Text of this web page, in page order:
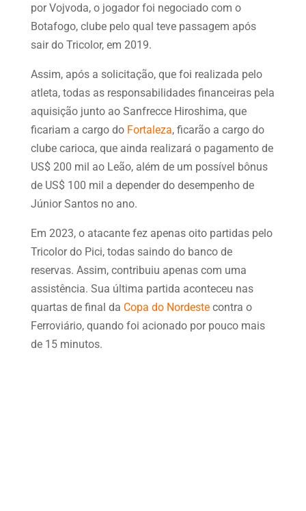
por Vojvoda, o jogador foi negociado com o
Botafogo, clube pelo qual teve passagem após
sair do Tricolor, em 2019.
Assim, após a solicitação, que foi realizada pelo
atleta, todas as responsabilidades financeiras pela
aquisição junto ao Sanfrecce Hiroshima, que
ficariam a cargo do Fortaleza, ficarão a cargo do
clube carioca, que ainda realizará o pagamento de
US$ 200 mil ao Leão, além de um possível bônus
de US$ 100 mil a depender do desempenho de
Júnior Santos no ano.
Em 2023, o atacante fez apenas oito partidas pelo
Tricolor do Pici, todas saindo do banco de
reservas. Assim, contribuiu apenas com uma
assistência. Sua última partida aconteceu nas
quartas de final da Copa do Nordestecontra o
Ferroviário, quando foi acionado por pouco mais
de 15 minutos.